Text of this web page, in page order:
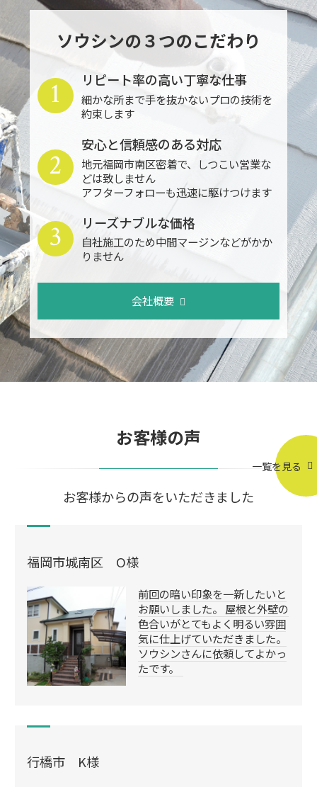
ソウシンの３つのこだわり
リピート率の高い丁寧な仕事
細かな所まで手を抜かないプロの技術を
約束します
1
安心と信頼感のある対応
地元福岡市南区密着で、しつこい営業な
どは致しません
アフターフォローも迅速に駆けつけます
2
リーズナブルな価格
自社施工のため中間マージンなどがかか
りません
3
会社概要
お客様の声
お客様からの声をいただきました
一覧を見る
福岡市城南区 O様
前回の暗い印象を一新したいと
お願いしました。 屋根と外壁の
色合いがとてもよく明るい雰囲
気に仕上げていただきました。
ソウシンさんに依頼してよかっ
たです。
行橋市 K様